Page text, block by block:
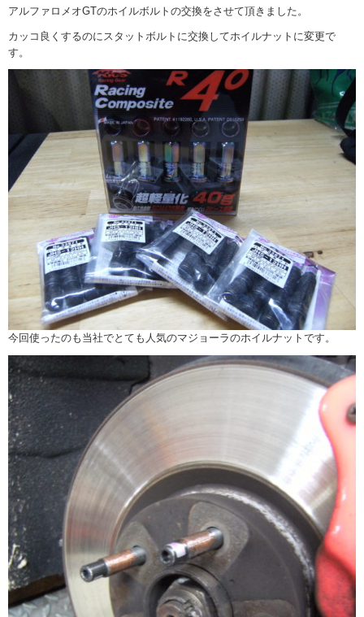
アルファロメオGTのホイルボルトの交換をさせて頂きました。
カッコ良くするのにスタットボルトに交換してホイルナットに変更で
す。
今回使ったのも当社でとても人気のマジョーラのホイルナットです。